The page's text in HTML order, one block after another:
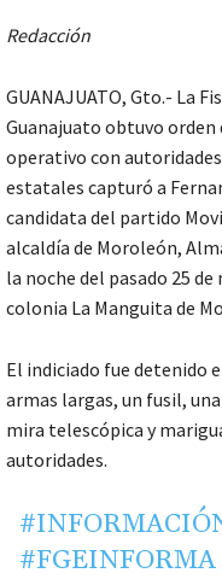
Redacción
GUANAJUATO, Gto.- La
Guanajuato obtuvo orden
operativo con
estatales capturó a
candidata del partido
alcaldía de Moroleón,
la noche del pasado 25
colonia La Manguita de
El indiciado fue detenido
armas largas, un fusil,
mira telescópica y
autoridades.
#FGEINFORMA